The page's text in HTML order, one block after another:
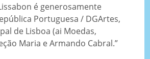
é generosamente
Portuguesa / DGArtes,
de Lisboa (ai Moedas,
Maria e Armando Cabral.”